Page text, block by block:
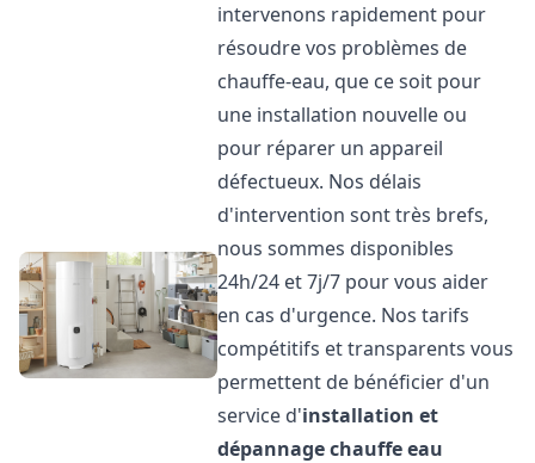
intervenons rapidement pour
résoudre vos problèmes de
chauffe-eau, que ce soit pour
une installation nouvelle ou
pour réparer un appareil
défectueux. Nos délais
d'intervention sont très brefs,
nous sommes disponibles
24h/24 et 7j/7 pour vous aider
en cas d'urgence. Nos tarifs
compétitifs et transparents vous
permettent de bénéficier d'un
service d'installation et
dépannage chauffe eau